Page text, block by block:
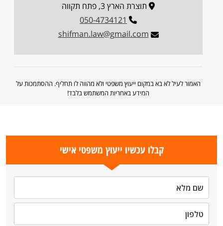
תוצרת הארץ 3, פתח תקווה
050-4734121
shifman.law@gmail.com
האמור לעיל לא בא במקום ייעוץ משפטי ולא מהווה לו תחליף. ההסתמכות על
המידע באחריות המשתמש בלבד!
קבלו עכשיו ייעוץ משפטי אישי